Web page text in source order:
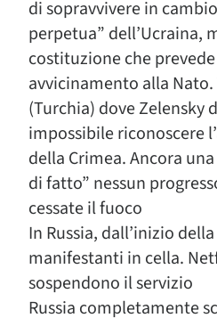
di sopravvivere in
perpetua” dell’Ucraina,
costituzione che
avvicinamento alla
(Turchia) dove Zelensky
impossibile riconoscere
della Crimea. Ancora
di fatto” nessun
cessate il fuoco
In Russia, dall’inizio
manifestanti in cella.
sospendono il servizio
Russia completamente